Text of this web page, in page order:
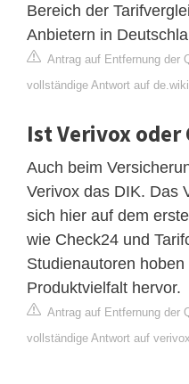
Bereich der
Anbietern in
Antrag auf Entfernung der
vollständige Antwort auf
Ist Verivox oder
Auch beim
Verivox das DIK. Das
sich hier auf dem
wie Check24 und
Studienautoren
Produktvielfalt hervor.
Antrag auf Entfernung der
vollständige Antwort auf